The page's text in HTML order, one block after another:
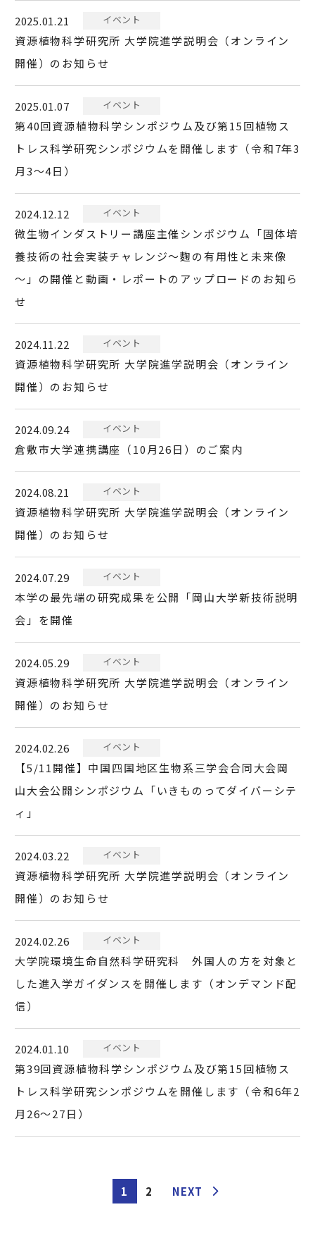
2025.01.21 イベント
資源植物科学研究所 大学院進学説明会（オンライン
開催）のお知らせ
2025.01.07 イベント
第40回資源植物科学シンポジウム及び第15回植物ス
トレス科学研究シンポジウムを開催します（令和7年3
月3～4日）
2024.12.12 イベント
微生物インダストリー講座主催シンポジウム「固体培
養技術の社会実装チャレンジ～麴の有用性と未来像
～」の開催と動画・レポートのアップロードのお知ら
せ
2024.11.22 イベント
資源植物科学研究所 大学院進学説明会（オンライン
開催）のお知らせ
2024.09.24 イベント
倉敷市大学連携講座（10月26日）のご案内
2024.08.21 イベント
資源植物科学研究所 大学院進学説明会（オンライン
開催）のお知らせ
2024.07.29 イベント
本学の最先端の研究成果を公開「岡山大学新技術説明
会」を開催
2024.05.29 イベント
資源植物科学研究所 大学院進学説明会（オンライン
開催）のお知らせ
2024.02.26 イベント
【5/11開催】中国四国地区生物系三学会合同大会岡
山大会公開シンポジウム「いきものってダイバーシテ
ィ」
2024.03.22 イベント
資源植物科学研究所 大学院進学説明会（オンライン
開催）のお知らせ
2024.02.26 イベント
大学院環境生命自然科学研究科 外国人の方を対象と
した進入学ガイダンスを開催します（オンデマンド配
信）
2024.01.10 イベント
第39回資源植物科学シンポジウム及び第15回植物ス
トレス科学研究シンポジウムを開催します（令和6年2
月26～27日）
1 2 NEXT